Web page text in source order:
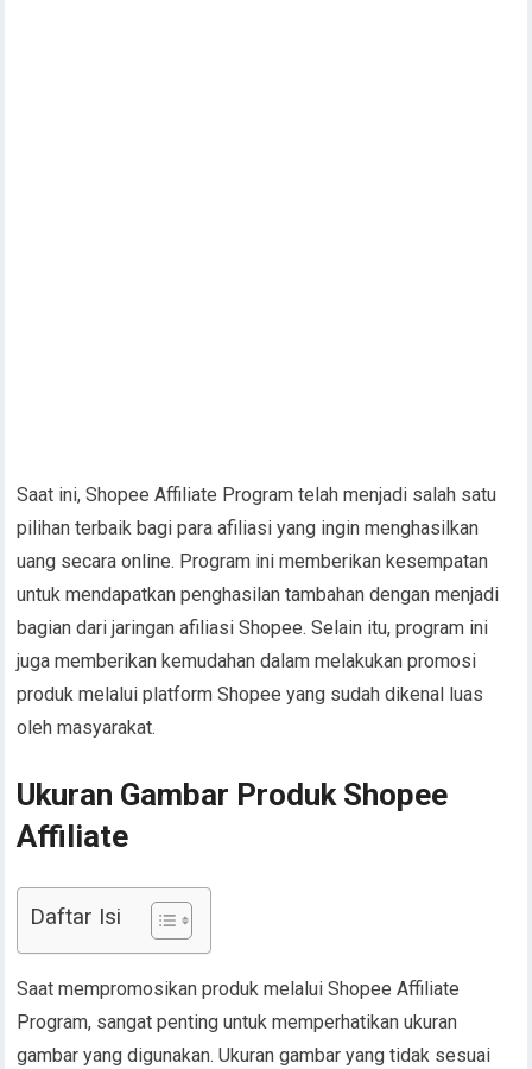
Saat ini, Shopee Affiliate Program telah menjadi salah satu
pilihan terbaik bagi para afiliasi yang ingin menghasilkan
uang secara online. Program ini memberikan kesempatan
untuk mendapatkan penghasilan tambahan dengan menjadi
bagian dari jaringan afiliasi Shopee. Selain itu, program ini
juga memberikan kemudahan dalam melakukan promosi
produk melalui platform Shopee yang sudah dikenal luas
oleh masyarakat.
Ukuran Gambar Produk Shopee
Affiliate
Daftar Isi
Saat mempromosikan produk melalui Shopee Affiliate
Program, sangat penting untuk memperhatikan ukuran
gambar yang digunakan. Ukuran gambar yang tidak sesuai